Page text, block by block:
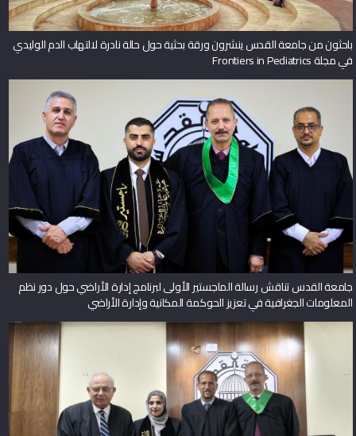
باحثون من جامعة القدس ينشرون ورقة بحثية حول حالة نادرة لالتهاب الدم الوليدي
في مجلة Frontiers in Pediatrics
جامعة القدس تناقش رسالة الماجستير الأولى لبرنامج إدارة الأراضي حول دور نظم
المعلومات الجغرافية في تعزيز الحوكمة المكانية وإدارة الأراضي